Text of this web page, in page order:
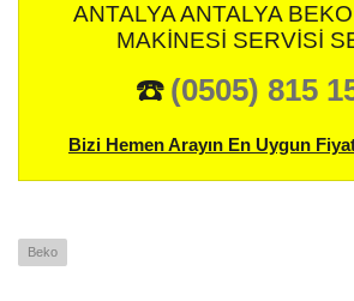
ANTALYA ANTALYA
MAKINESI SERVISI
☎️ (0505) 815
Bizi Hemen Arayın En Uygun
Beko